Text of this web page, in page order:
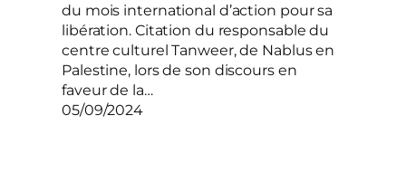
du mois international d’action pour sa
libération. Citation du responsable du
centre culturel Tanweer, de Nablus en
Palestine, lors de son discours en
faveur de la…
05/09/2024